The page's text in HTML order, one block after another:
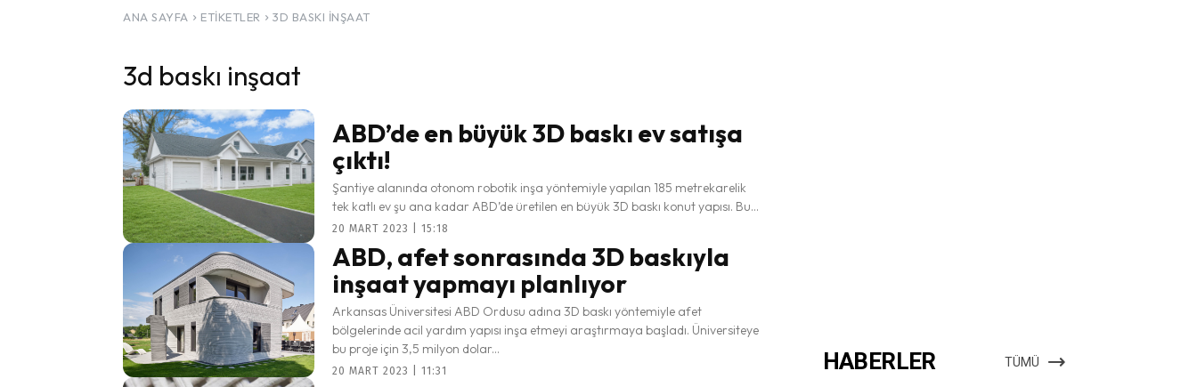
ANA SAYFA ETIKETLER 3D BASKI INŞAAT
3d baskı inşaat
ABD’de en büyük 3D baskı ev satışa
çıktı!
Şantiye alanında otonom robotik inşa yöntemiyle yapılan 185 metrekarelik
tek katlı ev şu ana kadar ABD’de üretilen en büyük 3D baskı konut yapısı. Bu...
20 MART 2023 | 15:18
ABD, afet sonrasında 3D baskıyla
inşaat yapmayı planlıyor
Arkansas Üniversitesi ABD Ordusu adına 3D baskı yöntemiyle afet
bölgelerinde acil yardım yapısı inşa etmeyi araştırmaya başladı. Üniversiteye
bu proje için 3,5 milyon dolar...
20 MART 2023 | 11:31 HABERLER TÜMÜ